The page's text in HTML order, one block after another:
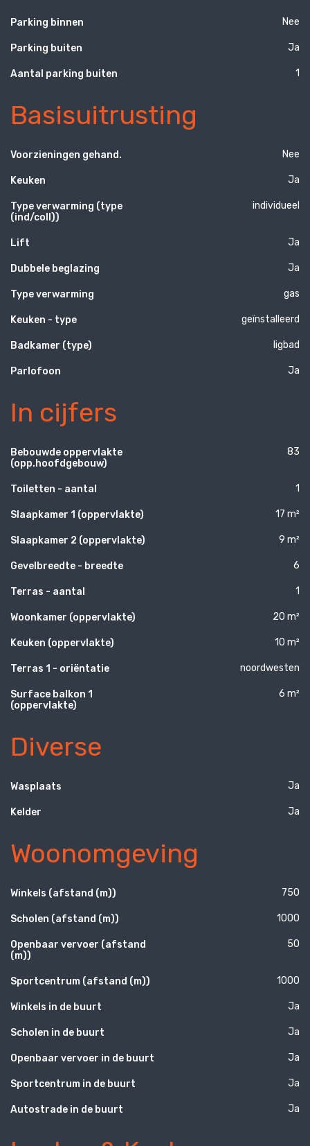
Parking binnen Nee
Parking buiten Ja
Aantal parking buiten 1
Basisuitrusting
Voorzieningen gehand. Nee
Keuken Ja
Type verwarming (type
(ind/coll))
individueel
Lift Ja
Dubbele beglazing Ja
Type verwarming gas
Keuken - type geïnstalleerd
Badkamer (type) ligbad
Parlofoon Ja
In cijfers
Bebouwde oppervlakte
(opp.hoofdgebouw)
83
Toiletten - aantal 1
Slaapkamer 1 (oppervlakte) 17 m²
Slaapkamer 2 (oppervlakte) 9 m²
Gevelbreedte - breedte 6
Terras - aantal 1
Woonkamer (oppervlakte) 20 m²
Keuken (oppervlakte) 10 m²
Terras 1 - oriëntatie noordwesten
Surface balkon 1
(oppervlakte)
6 m²
Diverse
Wasplaats Ja
Kelder Ja
Woonomgeving
Winkels (afstand (m)) 750
Scholen (afstand (m)) 1000
Openbaar vervoer (afstand
(m))
50
Sportcentrum (afstand (m)) 1000
Winkels in de buurt Ja
Scholen in de buurt Ja
Openbaar vervoer in de buurt Ja
Sportcentrum in de buurt Ja
Autostrade in de buurt Ja